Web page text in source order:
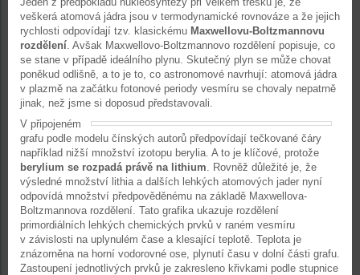
veškerá atomová jádra jsou v termodynamické rovnováze a že jejich
rychlosti odpovídají tzv. klasickému Maxwellovu-Boltzmannovu
rozdělení. Avšak Maxwellovo-Boltzmannovo rozdělení popisuje, co
se stane v případě ideálního plynu. Skutečný plyn se může chovat
poněkud odlišně, a to je to, co astronomové navrhují: atomová jádra
v plazmě na začátku fotonové periody vesmíru se chovaly nepatrně
jinak, než jsme si doposud představovali.
V připojeném
grafu podle modelu čínských autorů předpovídají tečkované čáry
například nižší množství izotopu berylia. A to je klíčové, protože
berylium se rozpadá právě na lithium. Rovněž důležité je, že
výsledné množství lithia a dalších lehkých atomových jader nyní
odpovídá množství předpověděnému na základě Maxwellova-
Boltzmannova rozdělení. Tato grafika ukazuje rozdělení
primordiálních lehkých chemických prvků v raném vesmíru
v závislosti na uplynulém čase a klesající teplotě. Teplota je
znázorněna na horní vodorovné ose, plynutí času v dolní části grafu.
Zastoupení jednotlivých prvků je zakresleno křivkami podle stupnice